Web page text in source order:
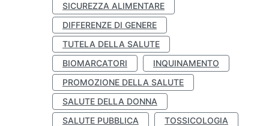
SICUREZZA ALIMENTARE
DIFFERENZE DI GENERE
TUTELA DELLA SALUTE
BIOMARCATORI
INQUINAMENTO
PROMOZIONE DELLA SALUTE
SALUTE DELLA DONNA
SALUTE PUBBLICA
TOSSICOLOGIA